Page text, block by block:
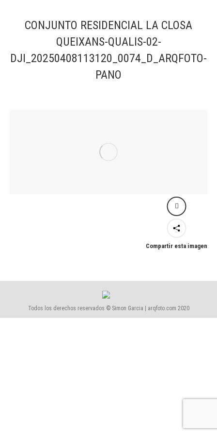
CONJUNTO RESIDENCIAL LA CLOSA
QUEIXANS-QUALIS-02-
DJI_20250408113120_0074_D_ARQFOTO-
PANO
Compartir esta imagen
Todos los derechos reservados © Simon Garcia | arqfoto.com 2020